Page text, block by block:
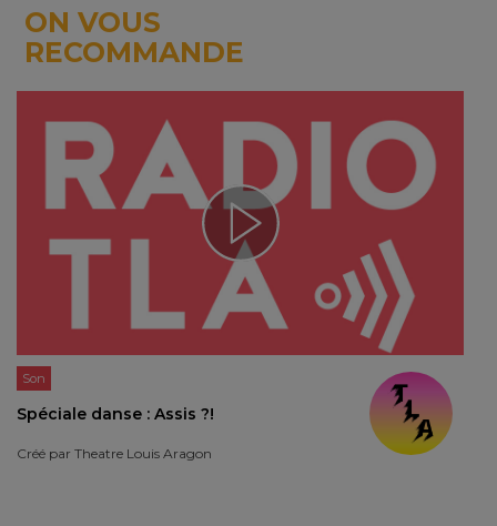
ON VOUS
RECOMMANDE
Son
Spéciale danse : Assis ?!
Créé par Theatre Louis Aragon